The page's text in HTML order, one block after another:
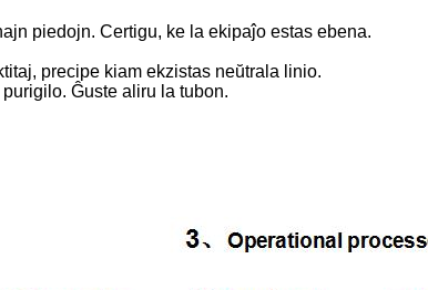
piedojn. Certigu, ke la ekipaĵo estas ebena.
precipe kiam ekzistas neŭtrala linio.
Ĝuste aliru la tubon.